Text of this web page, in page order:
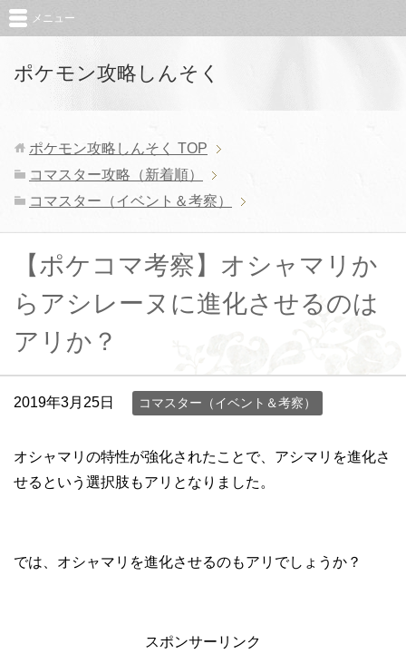
ポケモン攻略しんそく
メニュー
ポケモン攻略しんそく TOP
コマスター攻略（新着順）
コマスター（イベント＆考察）
【ポケコマ考察】オシャマリか
らアシレーヌに進化させるのは
アリか？
2019年3月25日 コマスター（イベント＆考察）
オシャマリの特性が強化されたことで、アシマリを進化さ
せるという選択肢もアリとなりました。
では、オシャマリを進化させるのもアリでしょうか？
スポンサーリンク